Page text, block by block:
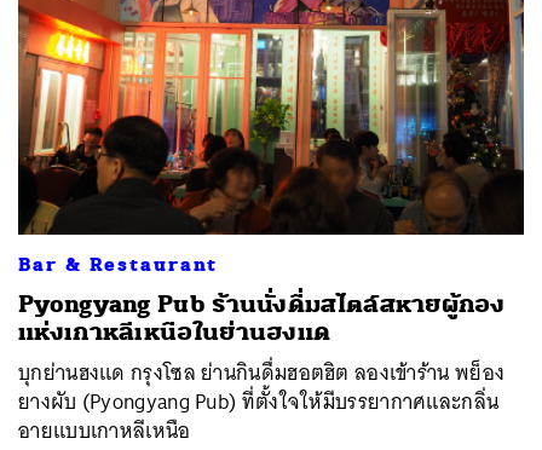
Bar & Restaurant
Pyongyang Pub ร้านนั่งดื่มสไตล์สหายผู้กอง
แห่งเกาหลีเหนือในย่านฮงแด
บุกย่านฮงแด กรุงโซล ย่านกินดื่มฮอตฮิต ลองเข้าร้าน พย็อง
ยางผับ (Pyongyang Pub) ที่ตั้งใจให้มีบรรยากาศและกลิ่น
อายแบบเกาหลีเหนือ